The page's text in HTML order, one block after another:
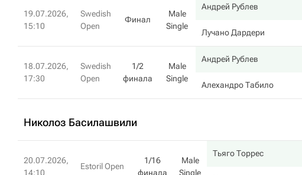
19.07.2026,
15:10
Swedish
Open
Финал
Male
Single
Андрей Рублев
Лучано Дардери
18.07.2026,
17:30
Swedish
Open
1/2
финала
Male
Single
Андрей Рублев
Алехандро Табило
Николоз Басилашвили
20.07.2026,
14:10
Estoril Open
1/16
финала
Male
Single
Тьяго Торрес